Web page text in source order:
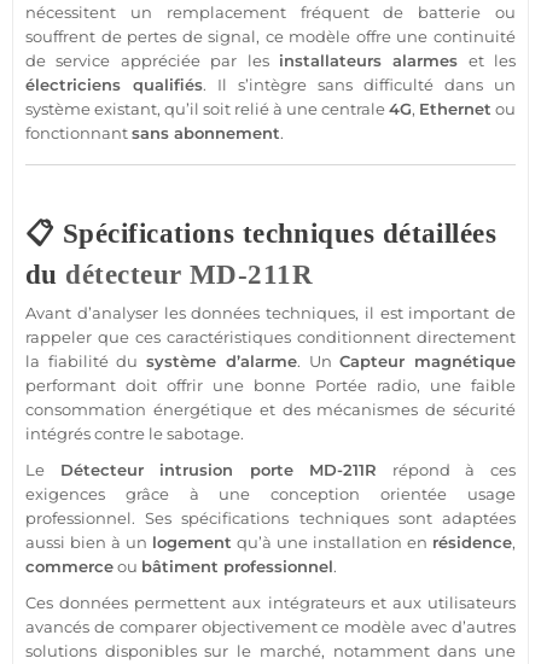
nécessitent un remplacement fréquent de batterie ou
souffrent de pertes de signal, ce modèle offre une continuité
de service appréciée par les installateurs alarmes et les
électriciens qualifiés. Il s’intègre sans difficulté dans un
systèmeexistant, qu’il soit relié à unecentrale4G, Ethernet ou
fonctionnantsans abonnement.
📋 Spécifications techniques détaillées
du détecteur MD-211R
Avant d’analyser les données techniques, il est important de
rappeler que ces caractéristiques conditionnent directement
la fiabilité dusystème d’alarme. UnCapteur magnétique
performant doit offrir une bonne Portée radio, une faible
consommation énergétique et des mécanismes de sécurité
intégrés contre le sabotage.
Le Détecteurintrusion porte MD-211R répond à ces
exigences grâce à une conception orientée usage
professionnel. Ses spécifications techniques sont adaptées
aussi bien à un logement qu’à une installation en résidence,
commerceou bâtiment professionnel.
Ces données permettent aux intégrateurs et aux utilisateurs
avancés de comparer objectivement ce modèle avec d’autres
solutions disponibles sur le marché, notamment dans une